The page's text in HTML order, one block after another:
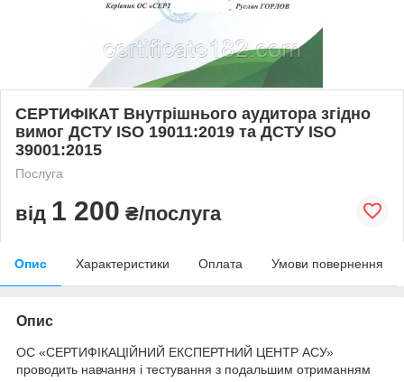
СЕРТИФІКАТ Внутрішнього аудитора згідно
вимог ДСТУ ISO 19011:2019 та ДСТУ ISO
39001:2015
Послуга
від 1 200 ₴/послуга
Опис Характеристики Оплата Умови повернення
Опис
ОС «СЕРТИФІКАЦІЙНИЙ ЕКСПЕРТНИЙ ЦЕНТР АСУ»
проводить навчання і тестування з подальшим отриманням